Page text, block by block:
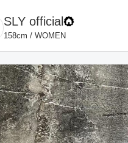
SLY official
158cm / WOMEN